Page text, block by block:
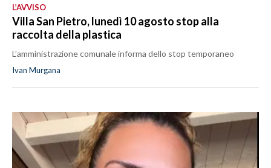
L’AVVISO
Villa San Pietro, lunedì 10 agosto stop alla
raccolta della plastica
L’amministrazione comunale informa dello stop temporaneo
Ivan Murgana